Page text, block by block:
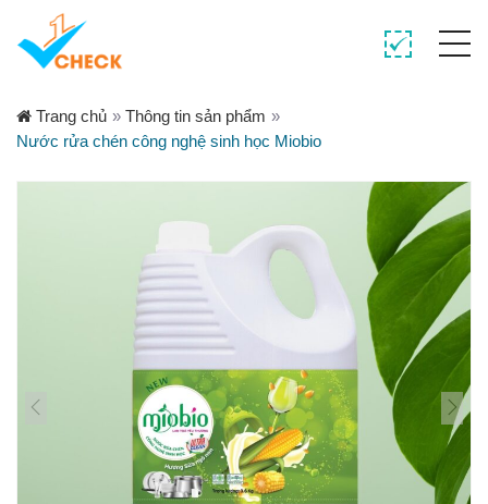
Trang chủ » Thông tin sản phẩm »
Nước rửa chén công nghệ sinh học Miobio